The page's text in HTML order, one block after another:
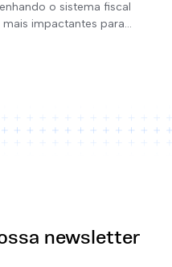
o sistema fiscal
impactantes para…
newsletter